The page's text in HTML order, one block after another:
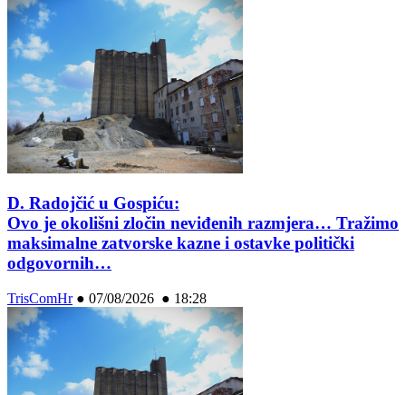
D. Radojčić u Gospiću:
Ovo je okolišni zločin neviđenih razmjera… Tražimo
maksimalne zatvorske kazne i ostavke politički
odgovornih…
TrisComHr● 07/08/2026 ● 18:28